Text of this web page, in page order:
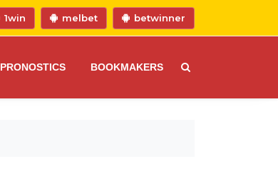
1win melbet betwinner
PRONOSTICS BOOKMAKERS